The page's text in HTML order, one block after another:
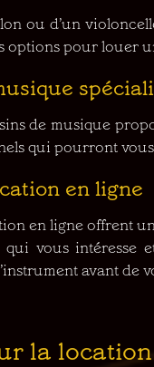
ou d’un
options pour louer
de musique
qui pourront
en ligne
en ligne offrent
qui vous intéresse
avant de
la